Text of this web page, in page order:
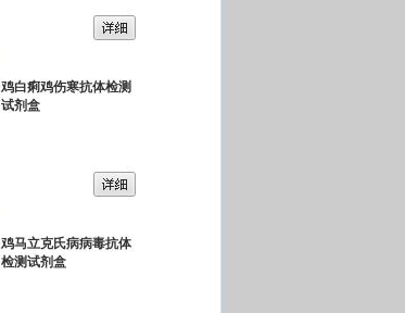
鸡白痢鸡伤寒抗体检测
试剂盒
鸡马立克氏病病毒抗体
检测试剂盒